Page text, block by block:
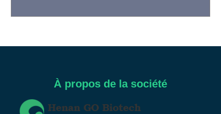
À propos de la société